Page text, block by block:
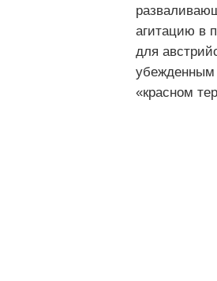
агитацию в
для
убежденным
«красном